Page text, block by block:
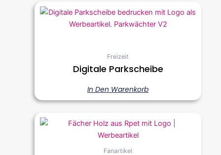
Freizeit
Digitale Parkscheibe
In Den Warenkorb
Fanartikel